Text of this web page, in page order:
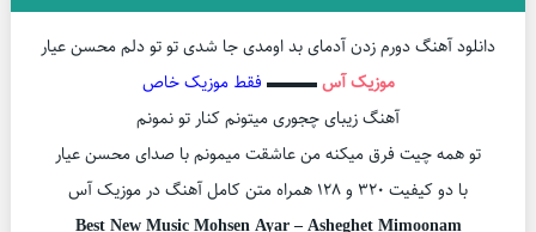
دانلود آهنگ دورم زدن آدمای بد اومدی جا شدی تو تو دلم محسن عیار
موزیک آس▬▬▬ فقط موزیک خاص
آهنگ زیبای چجوری میتونم کنار تو نمونم
تو همه چیت فرق میکنه من عاشقت میمونم با صدای محسن عیار
با دو کیفیت ۳۲۰ و ۱۲۸ همراه متن کامل آهنگ در موزیک آس
Best New Music Mohsen Ayar – Asheghet Mimoonam